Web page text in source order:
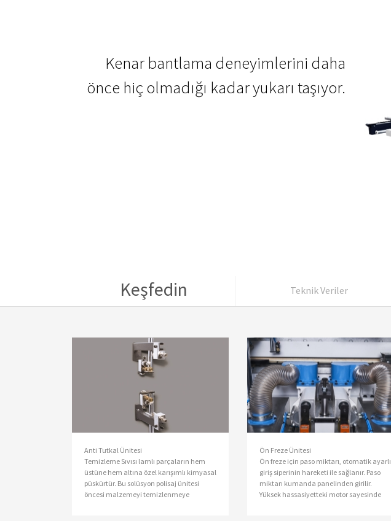
Kenar bantlama deneyimlerini daha
önce hiç olmadığı kadar yukarı taşıyor.
Keşfedin Teknik Veriler
Anti Tutkal Ünitesi
Temizleme Sıvısı lamlı parçaların hem
üstüne hem altına özel karışımlı kimyasal
püskürtür. Bu solüsyon polisaj ünitesi
öncesi malzemeyi temizlenmeye
Ön Freze Ünitesi
Ön freze için paso miktarı, otomatik ayarlı
giriş siperinin hareketi ile sağlanır. Paso
miktarı kumanda panelinden girilir.
Yüksek hassasiyetteki motor sayesinde